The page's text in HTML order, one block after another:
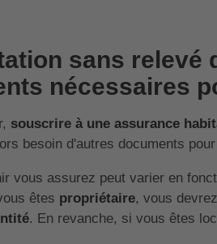
sans relevé
nécessaires
souscrire à une assurance
besoin d'autres documents
vous assurez peut varier en
êtes propriétaire, vous
. En revanche, si vous êtes